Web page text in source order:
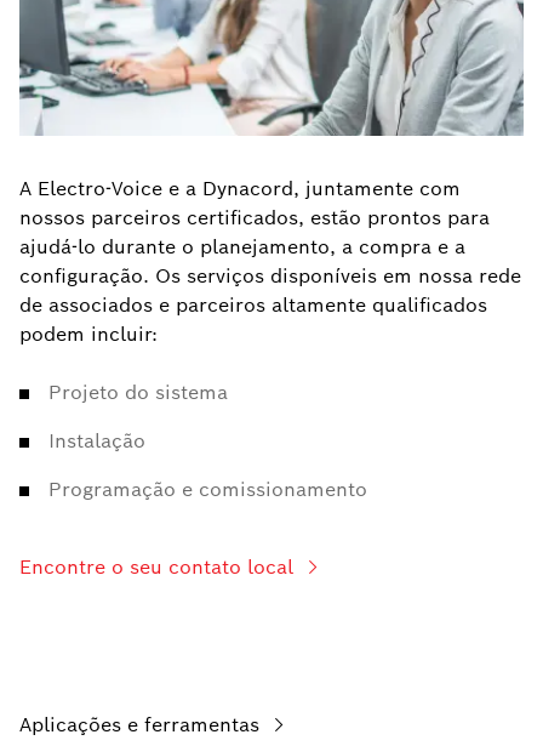
A Electro-Voice e a Dynacord, juntamente com
nossos parceiros certificados, estão prontos para
ajudá-lo durante o planejamento, a compra e a
configuração. Os serviços disponíveis em nossa rede
de associados e parceiros altamente qualificados
podem incluir:
Projeto do sistema
Instalação
Programação e comissionamento
Encontre o seu contato local
Aplicações e ferramentas